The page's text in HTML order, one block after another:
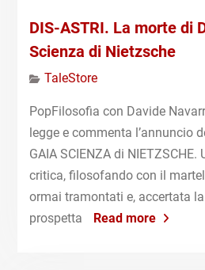
DIS-ASTRI. La morte di
Scienza di Nietzsche
TaleStore
PopFilosofia con Davide
legge e commenta l’annuncio
GAIA SCIENZA di
critica, filosofando con il
ormai tramontati e, accertata
prospetta
Read more